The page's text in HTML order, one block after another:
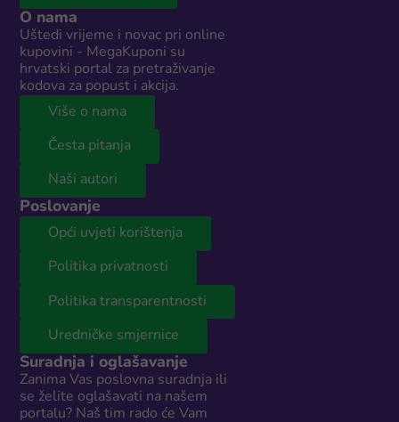
O nama
Uštedi vrijeme i novac pri online
kupovini - MegaKuponi su
hrvatski portal za pretraživanje
kodova za popust i akcija.
Više o nama
Česta pitanja
Naši autori
Poslovanje
Opći uvjeti korištenja
Politika privatnosti
Politika transparentnosti
Uredničke smjernice
Suradnja i oglašavanje
Zanima Vas poslovna suradnja ili
se želite oglašavati na našem
portalu? Naš tim rado će Vam